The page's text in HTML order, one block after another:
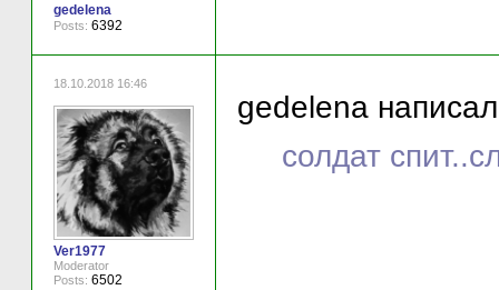
gedelena
Posts: 6392
18.10.2018 16:46
Ver1977
Moderator
Posts: 6502
gedelena
солдат